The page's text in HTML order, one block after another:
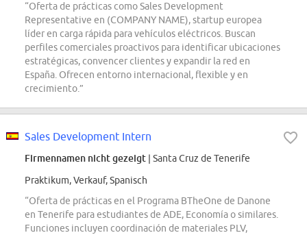
“Oferta de prácticas como Sales Development
Representative en (COMPANY NAME), startup europea
líder en carga rápida para vehículos eléctricos. Buscan
perfiles comerciales proactivos para identificar ubicaciones
estratégicas, convencer clientes y expandir la red en
España. Ofrecen entorno internacional, flexible y en
crecimiento.”
Sales Development Intern
Firmennamen nicht gezeigt | Santa Cruz de Tenerife
Praktikum, Verkauf, Spanisch
“Oferta de prácticas en el Programa BTheOne de Danone
en Tenerife para estudiantes de ADE, Economía o similares.
Funciones incluyen coordinación de materiales PLV,